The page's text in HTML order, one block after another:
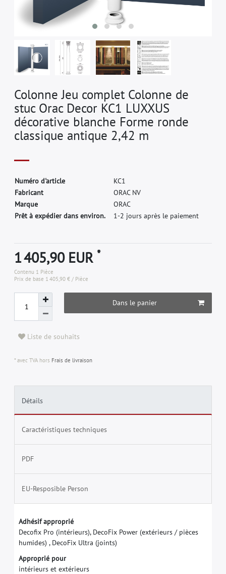
Colonne Jeu complet Colonne de
stuc Orac Decor KC1 LUXXUS
décorative blanche Forme ronde
classique antique 2,42 m
Numéro d'article KC1
Fabricant ORAC NV
Marque ORAC
Prêt à expédier dans environ.
1-2 jours après le paiement
1 405,90 EUR*
Contenu 1 Pièce
Prix de base 1 405,90 € / Pièce
Dans le panier
Liste de souhaits
* avec TVA hors Frais de livraison
Détails
Caractéristiques techniques
PDF
EU-Resposible Person
Adhésif approprié
Decofx Pro (intérieurs), DecoFix Power (extérieurs / pièces
humides) , DecoFix Ultra (joints)
Approprié pour
intérieurs et extérieurs